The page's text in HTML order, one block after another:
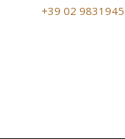
+39 02 9831945